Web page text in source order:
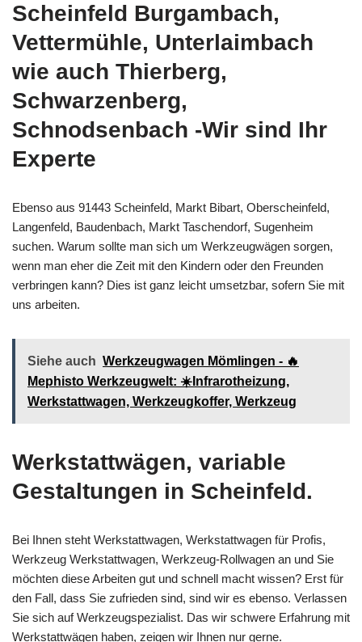
Scheinfeld Burgambach,
Vettermühle, Unterlaimbach
wie auch Thierberg,
Schwarzenberg,
Schnodsenbach -Wir sind Ihr
Experte
Ebenso aus 91443 Scheinfeld, Markt Bibart, Oberscheinfeld,
Langenfeld, Baudenbach, Markt Taschendorf, Sugenheim
suchen. Warum sollte man sich um Werkzeugwägen sorgen,
wenn man eher die Zeit mit den Kindern oder den Freunden
verbringen kann? Dies ist ganz leicht umsetzbar, sofern Sie mit
uns arbeiten.
Siehe auch Werkzeugwagen Mömlingen - 🔥
Mephisto Werkzeugwelt: ☀️Infrarotheizung,
Werkstattwagen, Werkzeugkoffer, Werkzeug
Werkstattwägen, variable
Gestaltungen in Scheinfeld.
Bei Ihnen steht Werkstattwagen, Werkstattwagen für Profis,
Werkzeug Werkstattwagen, Werkzeug-Rollwagen an und Sie
möchten diese Arbeiten gut und schnell macht wissen? Erst für
den Fall, dass Sie zufrieden sind, sind wir es ebenso. Verlassen
Sie sich auf Werkzeugspezialist. Das wir schwere Erfahrung mit
Werkstattwägen haben, zeigen wir Ihnen nur gerne.